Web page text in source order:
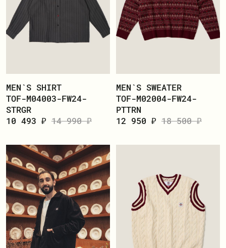
MEN`S SHIRT
TOF-M04003-FW24-
STRGR
10 493 ₽ 14 990 ₽
MEN`S SWEATER
TOF-M02004-FW24-
PTTRN
12 950 ₽ 18 500 ₽